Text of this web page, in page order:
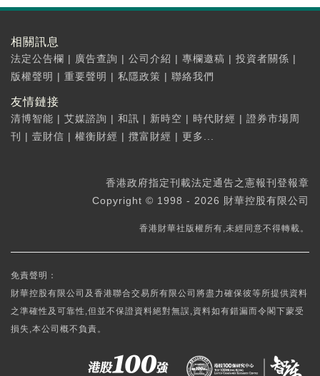
相關訊息
法定公告欄 | 廣告查詢 | 公司介紹 | 專欄邀稿 | 投資者關係 |
版權聲明 | 重要聲明 | 私隱政策 | 聯絡我們
友情鏈接
清博智能 | 艾媒諮詢 | 和訊 | 新時空 | 時代財經 | 證券市場周
刊
| 壹財信 | 權衡財經 | 攬富財經 | 更多...
香港政府指定刊載法定通告之憲報刊登報章
Copyright © 1998 - 2026 財華控股有限公司
香港財華社版權所有,未經同意不得轉載。
免責聲明：
財華控股有限公司及香港聯合交易所有限公司將盡力確保彼等所提供資料
之準確性及可靠性,但並不保證資料絕對無誤,資料如有錯漏而令閣下蒙受
損失,本公司概不負責。